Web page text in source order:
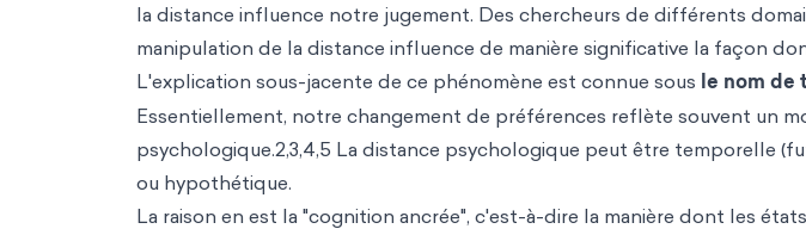
la distance influence notre jugement. Des chercheurs de différents
manipulation de la distance influence de manière significative la façon
L'explication sous-jacente de ce phénomène est connue sous le nom de
Essentiellement, notre changement de préférences reflète souvent un
psychologique.2,3,4,5 La distance psychologique peut être temporelle
ou hypothétique.
La raison en est la "cognition ancrée", c'est-à-dire la manière dont les